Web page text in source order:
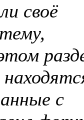
своё
с